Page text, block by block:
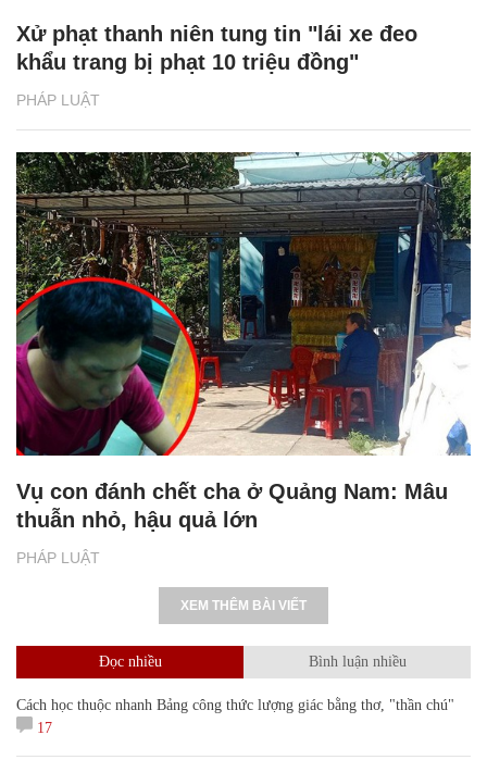
PHÁP LUẬT
Xử phạt thanh niên tung tin "lái xe đeo
khẩu trang bị phạt 10 triệu đồng"
PHÁP LUẬT
Vụ con đánh chết cha ở Quảng Nam: Mâu
thuẫn nhỏ, hậu quả lớn
XEM THÊM BÀI VIẾT
Đọc nhiều Bình luận nhiều
Cách học thuộc nhanh Bảng công thức lượng giác bằng thơ, "thần chú"
17